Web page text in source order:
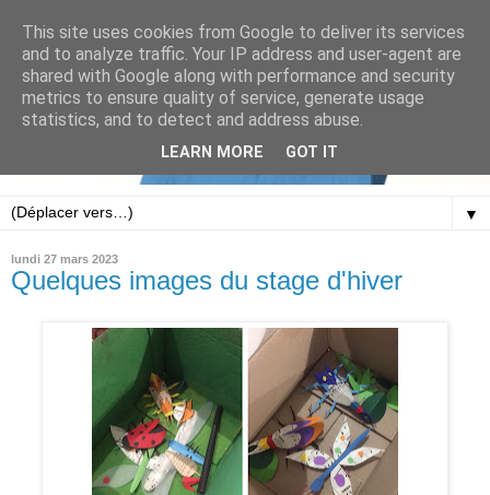
▼
lundi 27 mars 2023
Quelques images du stage d'hiver
This site uses cookies from Google to deliver its services
and to analyze traffic. Your IP address and user-agent are
shared with Google along with performance and security
metrics to ensure quality of service, generate usage
statistics, and to detect and address abuse.
LEARN MORE GOT IT